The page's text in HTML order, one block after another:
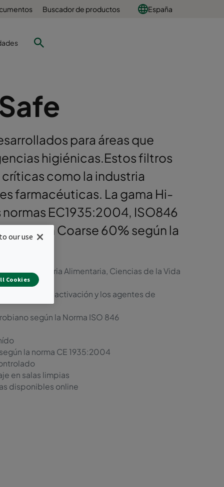
Buscador de productos España
para áreas que
higiénicas.Estos filtros
como la industria
farmacéuticas. La gama Hi-
EC1935:2004, ISO846
Coarse 60% según la
la Industria Alimentaria, Ciencias de la Vida
la inactivación y los agentes de
según la Norma ISO 846
la norma CE 1935:2004
en salas limpias
disponibles online
our use
Cookies